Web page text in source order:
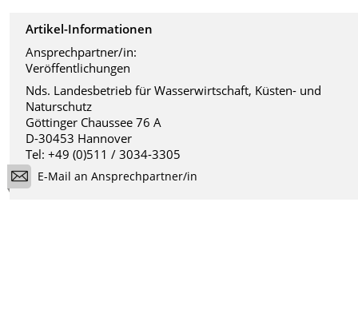
Artikel-Informationen
Ansprechpartner/in:
Veröffentlichungen
Nds. Landesbetrieb für Wasserwirtschaft, Küsten- und
Naturschutz
Göttinger Chaussee 76 A
D-30453 Hannover
Tel: +49 (0)511 / 3034-3305
E-Mail an Ansprechpartner/in